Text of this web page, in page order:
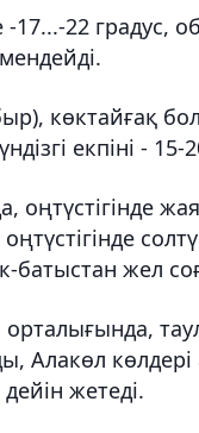
-17...-22 градус,
көктайғақ
екпіні - 15-
оңтүстігінде
батыстан жел
орталығында,
Алакөл
жетеді.